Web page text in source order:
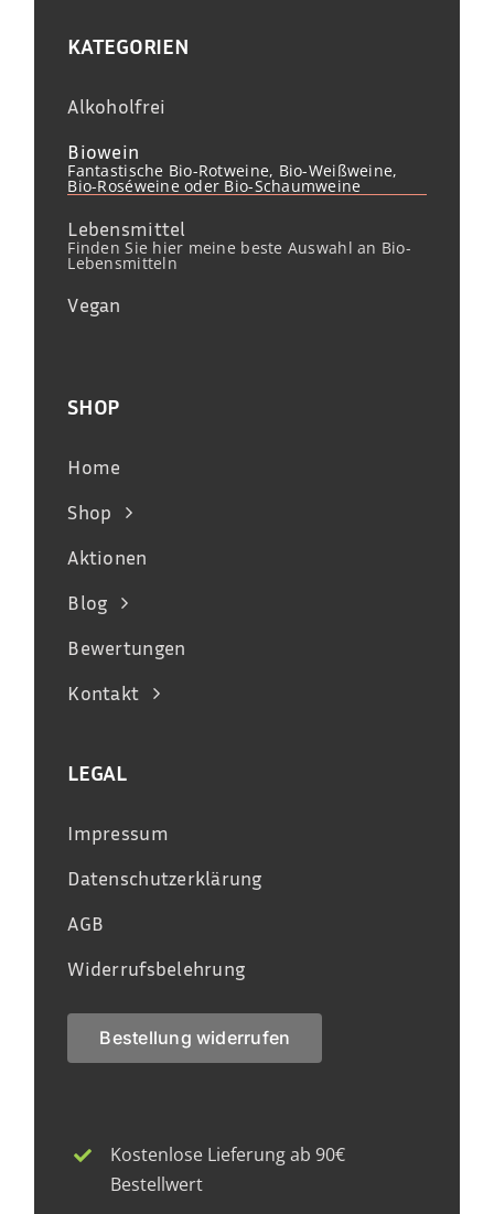
KATEGORIEN
Alkoholfrei
Biowein
Fantastische Bio-Rotweine, Bio-Weißweine,
Bio-Roséweine oder Bio-Schaumweine
Lebensmittel
Finden Sie hier meine beste Auswahl an Bio-
Lebensmitteln
Vegan
SHOP
Home
Shop
Aktionen
Blog
Bewertungen
Kontakt
LEGAL
Impressum
Datenschutzerklärung
AGB
Widerrufsbelehrung
Bestellung widerrufen
Kostenlose Lieferung ab 90€
Bestellwert